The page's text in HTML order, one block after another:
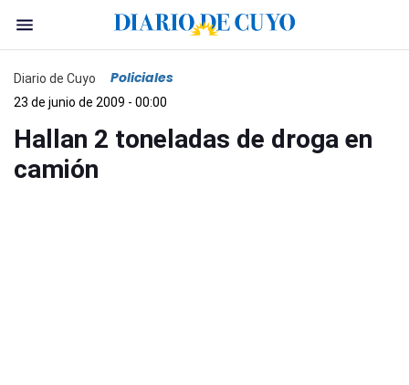
Diario de Cuyo Policiales
23 de junio de 2009 - 00:00
Hallan 2 toneladas de droga en
camión